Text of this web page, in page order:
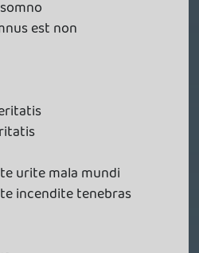
16:33:59
16:24:19